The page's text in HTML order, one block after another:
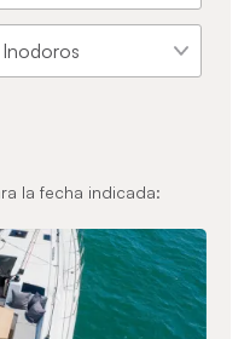
la fecha indicada: